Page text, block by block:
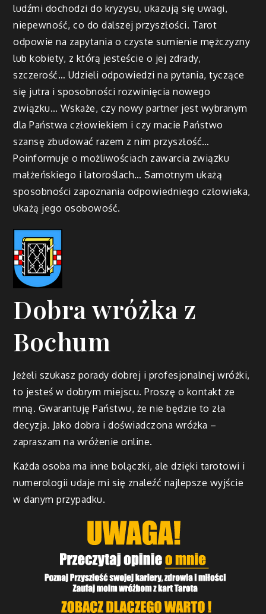
ludźmi dochodzi do kryzysu, ukazują się uwagi,
niepewność, co do dalszej przyszłości. Tarot
odpowie na zapytania o czyste sumienie mężczyzny
lub kobiety, z którą jesteście o jej zdrady,
szczerość… Udzieli odpowiedzi na pytania, tyczące
się jutra i sposobności rozwinięcia nowego
związku… Wskaże, czy nowy partner jest wybranym
dla Państwa człowiekiem i czy macie Państwo
szansę zbudować razem z nim przyszłość…
Poinformuje o możliwościach zawarcia związku
małżeńskiego i latoroślach… Samotnym ukażą
sposobności zapoznania odpowiedniego człowieka,
ukażą jego osobowość.
Dobra wróżka z
Bochum
Jeżeli szukasz porady dobrej i profesjonalnej wróżki,
to jesteś w dobrym miejscu. Proszę o kontakt ze
mną. Gwarantuję Państwu, że nie będzie to zła
decyzja. Jako dobra i doświadczona wróżka –
zapraszam na wróżenie online.
Każda osoba ma inne bolączki, ale dzięki tarotowi i
numerologii udaje mi się znaleźć najlepsze wyjście
w danym przypadku.